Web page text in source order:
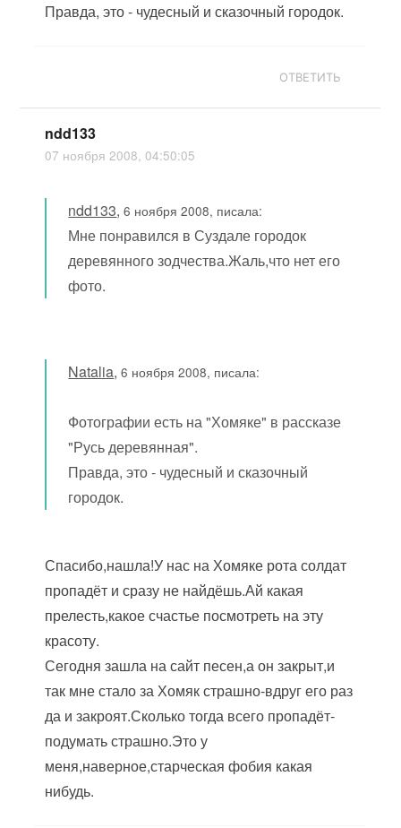
Правда, это - чудесный и сказочный городок.
ОТВЕТИТЬ
ndd133
07 ноября 2008, 04:50:05
ndd133,6 ноября 2008, писала:
Мне понравился в Суздале городок
деревянного зодчества.Жаль,что нет его
фото.
Natalia,6 ноября 2008, писала:
Фотографии есть на "Хомяке" в рассказе
"Русь деревянная".
Правда, это - чудесный и сказочный
городок.
Спасибо,нашла!У нас на Хомяке рота солдат
пропадёт и сразу не найдёшь.Ай какая
прелесть,какое счастье посмотреть на эту
красоту.
Сегодня зашла на сайт песен,а он закрыт,и
так мне стало за Хомяк страшно-вдруг его раз
да и закроят.Сколько тогда всего пропадёт-
подумать страшно.Это у
меня,наверное,старческая фобия какая
нибудь.